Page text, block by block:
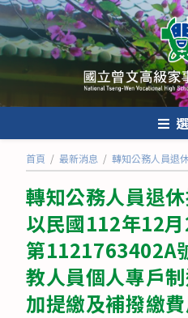
跳
轉
至
內
首頁 / 最新消息 / 轉知公務人員退
轉知公務人員退
以民國112年12
第1121763402A
教人員個人專戶
加提繳及補撥繳費